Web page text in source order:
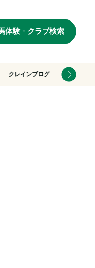
体験・クラブ検索
クレインブログ